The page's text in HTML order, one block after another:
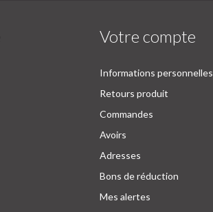
Votre compte
Informations personnelles
Retours produit
Commandes
Avoirs
Adresses
Bons de réduction
Mes alertes